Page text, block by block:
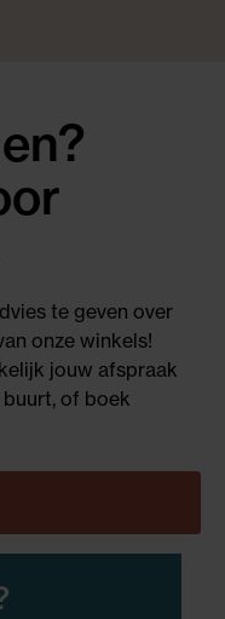
te geven over
onze winkels!
jouw afspraak
of boek